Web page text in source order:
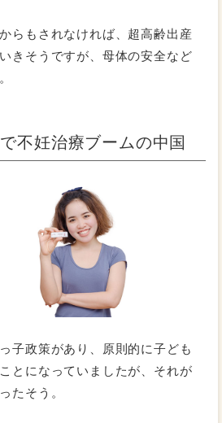
らもされなければ、超高齢出産
きそうですが、母体の安全など
不妊治療ブームの中国
子政策があり、原則的に子ども
とになっていましたが、それが
たそう。